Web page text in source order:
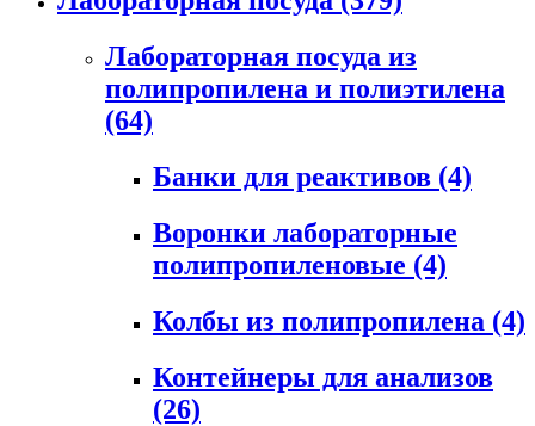
Лабораторная посуда из
полипропилена и полиэтилена
(64)
Банки для реактивов (4)
Воронки лабораторные
полипропиленовые (4)
Колбы из полипропилена (4)
Контейнеры для анализов
(26)